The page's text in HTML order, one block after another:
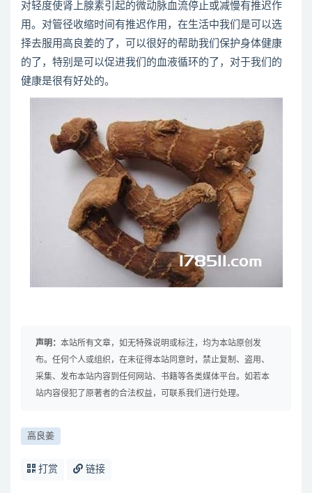
对轻度使肾上腺素引起的微动脉血流停止或减慢有推迟作
用。对管径收缩时间有推迟作用，在生活中我们是可以选
择去服用高良姜的了，可以很好的帮助我们保护身体健康
的了，特别是可以促进我们的血液循环的了，对于我们的
健康是很有好处的。
声明： 本站所有文章，如无特殊说明或标注，均为本站原创发
布。任何个人或组织，在未征得本站同意时，禁止复制、盗用、
采集、发布本站内容到任何网站、书籍等各类媒体平台。如若本
站内容侵犯了原著者的合法权益，可联系我们进行处理。
高良姜
打赏 链接